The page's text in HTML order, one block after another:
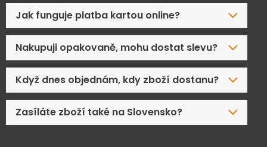
Jak funguje platba kartou online?
Nakupuji opakovaně, mohu dostat slevu?
Když dnes objednám, kdy zboží dostanu?
Zasíláte zboží také na Slovensko?